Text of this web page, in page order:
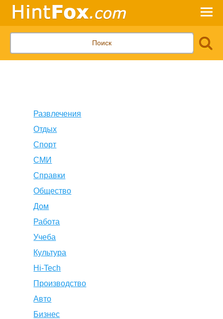
Развлечения
Отдых
Спорт
СМИ
Справки
Общество
Дом
Работа
Учеба
Культура
Hi-Tech
Производство
Авто
Бизнес